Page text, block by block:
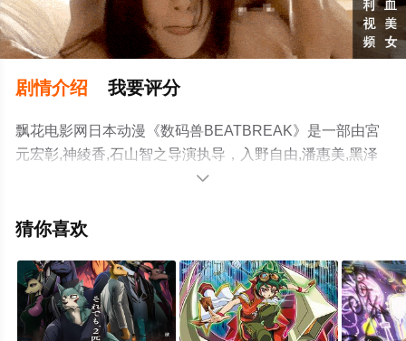
剧情介绍 我要评分
飘花电影网日本动漫《数码兽BEATBREAK》是一部由宮
元宏彰,神綾香,石山智之导演执导，入野自由,潘惠美,黑泽
朋世,田村睦心,关根有咲,久野美咲,阿座上洋平,滨野大辉,中
删减完整版动漫全集就上飘花影院，更多相关信息可移步

猜你喜欢